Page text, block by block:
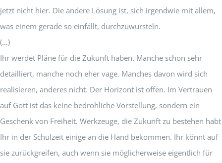
jetzt nicht hier. Die andere Lösung ist, sich irgendwie mit allem,
was einem gerade so einfällt, durchzuwursteln.
(…)
Ihr werdet Pläne für die Zukunft haben. Manche schon sehr
detailliert, manche noch eher vage. Manches davon wird sich
realisieren, anderes nicht. Der Horizont ist offen. Im Vertrauen
auf Gott ist das keine bedrohliche Vorstellung, sondern ein
Geschenk von Freiheit. Werkzeuge, die Zukunft zu bestehen habt
Ihr in der Schulzeit einige an die Hand bekommen. Ihr könnt auf
sie zurückgreifen, auch wenn sie möglicherweise eigentlich für